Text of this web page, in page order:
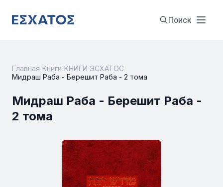
Поиск
Главная Книги КНИГИ ЭСХАТОС
Мидраш Раба - Берешит Раба - 2 тома
Мидраш Раба - Берешит Раба -
2 тома